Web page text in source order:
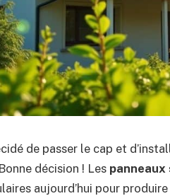
de passer le cap et
décision ! Les
aujourd’hui pour